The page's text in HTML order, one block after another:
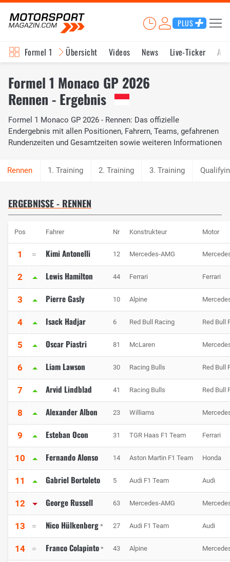
PLUS
Formel 1 Übersicht Videos News Live-Ticker
Formel 1 Monaco GP 2026
Rennen - Ergebnis
Formel 1 Monaco GP 2026 - Rennen: Das offizielle
Endergebnis mit allen Positionen, Fahrern, Teams, gefahrenen
Rundenzeiten und Gesamtzeiten sowie weiteren Informationen
1. Training 2. Training 3. Training
ERGEBNISSE - RENNEN
Pos Fahrer Nr Konstrukteur Motor
1 Kimi Antonelli 12 Mercedes-AMG
2 Lewis Hamilton 44 Ferrari Ferrari
3 Pierre Gasly 10 Alpine
4 Isack Hadjar 6 Red Bull Racing Red Bull
5 Oscar Piastri 81 McLaren
6 Liam Lawson 30 Racing Bulls Red Bull
7 Arvid Lindblad 41 Racing Bulls Red Bull
8 Alexander Albon 23 Williams
9 Esteban Ocon 31 TGR Haas F1 Team Ferrari
10 Fernando Alonso 14 Aston Martin F1 Team Honda
11 Gabriel Bortoleto 5 Audi F1 Team Audi
12 George Russell 63 Mercedes-AMG
13 Nico Hülkenberg * 27 Audi F1 Team Audi
14 Franco Colapinto * 43 Alpine